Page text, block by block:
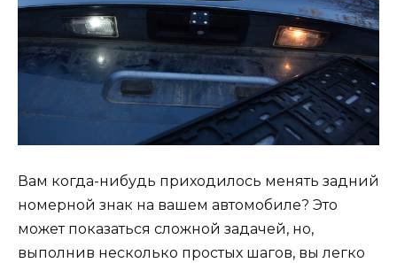
Вам когда-нибудь приходилось менять задний
номерной знак на вашем автомобиле? Это
может показаться сложной задачей, но,
выполнив несколько простых шагов, вы легко